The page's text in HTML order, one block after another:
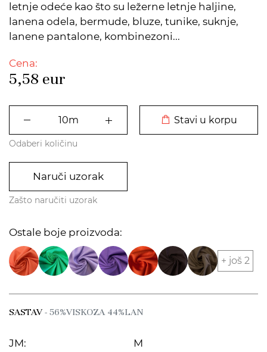
letnje odeće kao što su ležerne letnje haljine,
lanena odela, bermude, bluze, tunike, suknje,
lanene pantalone, kombinezoni...
Cena:
5,58 eur
Stavi u korpu
Odaberi količinu
Naruči uzorak
Zašto naručiti uzorak
Ostale boje proizvoda:
+ još 2
SASTAV- 56%VISKOZA 44%LAN
JM:
M